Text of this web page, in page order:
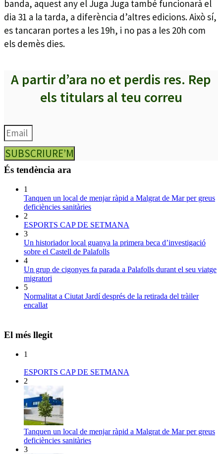
banda, aquest any el Juga Juga també funcionarà el
dia 31 a la tarda, a diferència d’altres edicions. Això sí,
es tancaran portes a les 19h, i no pas a les 20h com
els demès dies.
A partir d’ara no et perdis res. Rep
els titulars al teu correu
SUBSCRIURE’M
És tendència ara
1
Tanquen un local de menjar ràpid a Malgrat de Mar per greus
deficiències sanitàries
2
ESPORTS CAP DE SETMANA
3
Un historiador local guanya la primera beca d’investigació
sobre el Castell de Palafolls
4
Un grup de cigonyes fa parada a Palafolls durant el seu viatge
migratori
5
Normalitat a Ciutat Jardí després de la retirada del tràiler
encallat
El més llegit
1
ESPORTS CAP DE SETMANA
2
Tanquen un local de menjar ràpid a Malgrat de Mar per greus
deficiències sanitàries
3